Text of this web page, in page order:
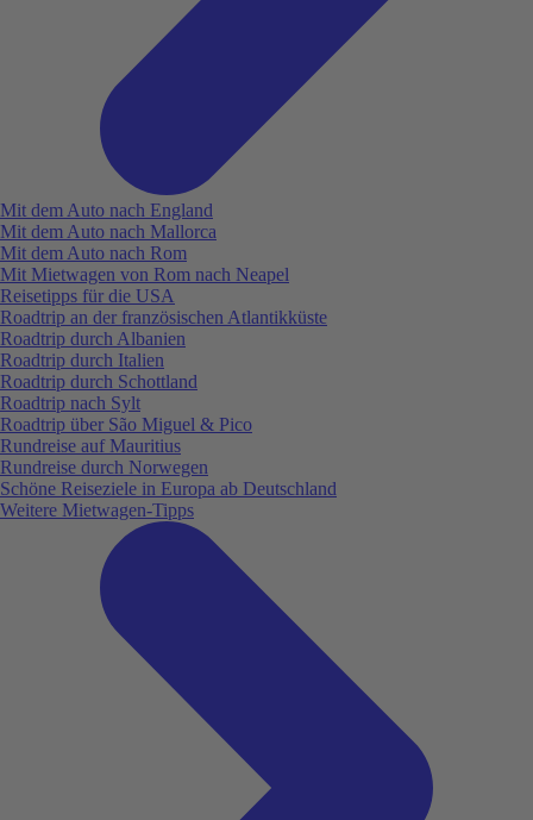
Mit dem Auto nach England
Mit dem Auto nach Mallorca
Mit dem Auto nach Rom
Mit Mietwagen von Rom nach Neapel
Reisetipps für die USA
Roadtrip an der französischen Atlantikküste
Roadtrip durch Albanien
Roadtrip durch Italien
Roadtrip durch Schottland
Roadtrip nach Sylt
Roadtrip über São Miguel & Pico
Rundreise auf Mauritius
Rundreise durch Norwegen
Schöne Reiseziele in Europa ab Deutschland
Weitere Mietwagen-Tipps